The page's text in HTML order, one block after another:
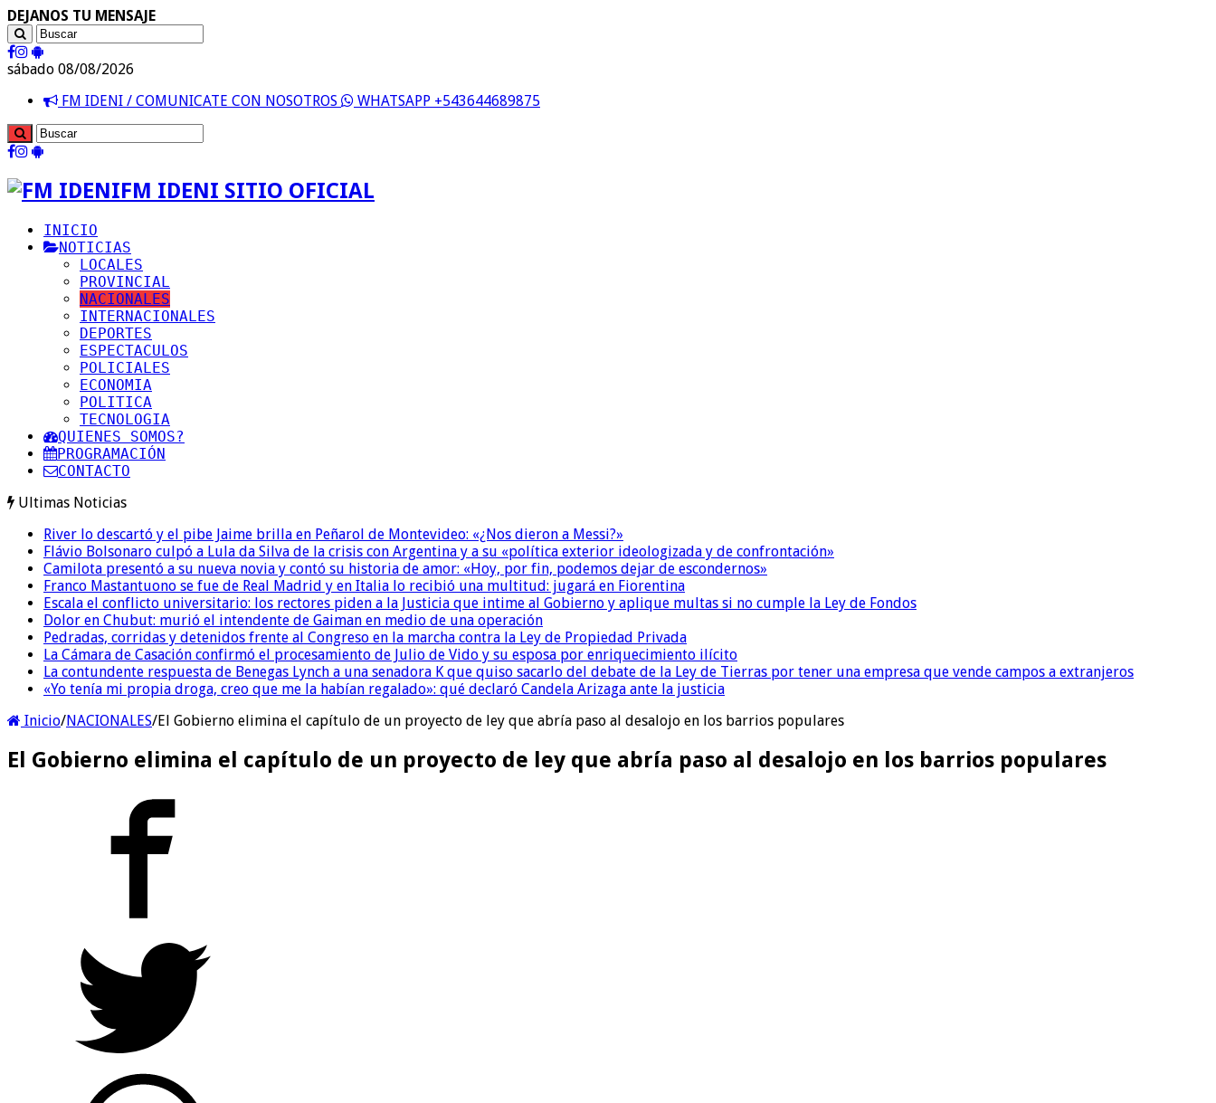
DEJANOS TU MENSAJE
sábado 08/08/2026
FM IDENI / COMUNICATE CON NOSOTROS
WHATSAPP +543644689875
FM IDENI SITIO OFICIAL
INICIO
NOTICIAS
LOCALES
PROVINCIAL
NACIONALES
INTERNACIONALES
DEPORTES
ESPECTACULOS
POLICIALES
ECONOMIA
POLITICA
TECNOLOGIA
QUIENES SOMOS?
PROGRAMACIÓN
CONTACTO
Ultimas Noticias
River lo descartó y el pibe Jaime brilla en Peñarol de Montevideo: «¿Nos dieron a Messi?»
Flávio Bolsonaro culpó a Lula da Silva de la crisis con Argentina y a su «política exterior ideologizada y de confrontación»
Camilota presentó a su nueva novia y contó su historia de amor: «Hoy, por fin, podemos dejar de escondernos»
Franco Mastantuono se fue de Real Madrid y en Italia lo recibió una multitud: jugará en Fiorentina
Escala el conflicto universitario: los rectores piden a la Justicia que intime al Gobierno y aplique multas si no cumple la Ley de Fondos
Dolor en Chubut: murió el intendente de Gaiman en medio de una operación
Pedradas, corridas y detenidos frente al Congreso en la marcha contra la Ley de Propiedad Privada
La Cámara de Casación confirmó el procesamiento de Julio de Vido y su esposa por enriquecimiento ilícito
La contundente respuesta de Benegas Lynch a una senadora K que quiso sacarlo del debate de la Ley de Tierras por tener una empresa que vende campos a extranjeros
«Yo tenía mi propia droga, creo que me la habían regalado»: qué declaró Candela Arizaga ante la justicia
Inicio/NACIONALES/El Gobierno elimina el capítulo de un proyecto de ley que abría paso al desalojo en los barrios populares
El Gobierno elimina el capítulo de un proyecto de ley que abría paso al desalojo en los barrios populares